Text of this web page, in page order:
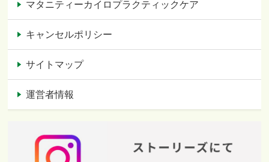
マタニティーカイロプラクティックケア
キャンセルポリシー
サイトマップ
運営者情報